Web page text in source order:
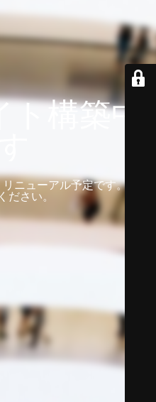
構築中
ニューアル予定です。 しば
ださい。